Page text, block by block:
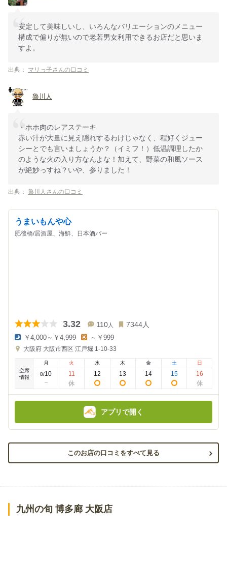
安定して美味しいし、いろんなバリエーションのメニュー
構成で偏りが無いので老若男女利用できるお店だと思いま
すよ。
出典： マリっ子さんの口コミ
魯川人
・ホホ肉のレアステーキ
赤い汁が大量に見え隠れするわけじゃなく、程好くジュー
シーとでも言いましょうか？（イミフ！）低温調理したか
のような火の入り方なんよな！加えて、野菜の和風ソース
が絶妙っすね？いや、参りました！
出典： 魯川人さんの口コミ
うまいもんや心
肥後橋/居酒屋、海鮮、日本酒バー
3.32 110人 7344人
夜
の
額
￥4,000～￥4,999
昼
の
～￥999
大阪府 大阪市西区 江戸堀 1-10-33
空席
情報
月
8/10
火
11
水
12
木
13
金
14
土
15
日
16
アプリで開く
このお店の口コミをすべて見る
九州の旬 博多廊 大阪店